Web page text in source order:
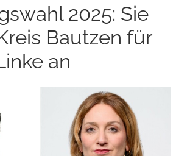
Anzeigensuche
2025: Sie
Bautzen für
an